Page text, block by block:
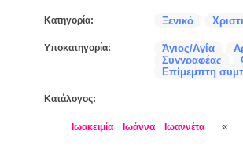
Κατηγορία: Ξενικό
Υποκατηγορία: Άγιος/Αγία
Συγγραφέας
Επίμεμπτη
Κατάλογος:
Ιωακειμία Ιωάννα Ιωαννέτα «